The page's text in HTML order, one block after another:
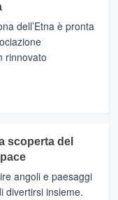
dell’Etna è pronta
rinnovato
scoperta del
angoli e paesaggi
divertirsi insieme.